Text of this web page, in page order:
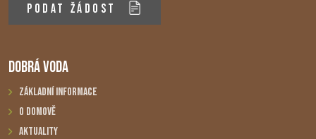
PODAT ŽÁDOST
DOBRÁ VODA
Základní informace
O domově
Aktuality